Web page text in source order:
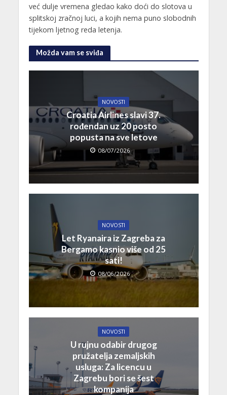
već dulje vremena gledao kako doći do slotova u
splitskoj zračnoj luci, a kojih nema puno slobodnih
tijekom ljetnog reda letenja.
Možda vam se sviđa
NOVOSTI
Croatia Airlines slavi 37.
rođendan uz 20 posto
popusta na sve letove
08/07/2026
NOVOSTI
Let Ryanaira iz Zagreba za
Bergamo kasnio više od 25
sati!
08/06/2026
NOVOSTI
U rujnu odabir drugog
pružatelja zemaljskih
usluga: Za licencu u
Zagrebu bori se šest
kompanija